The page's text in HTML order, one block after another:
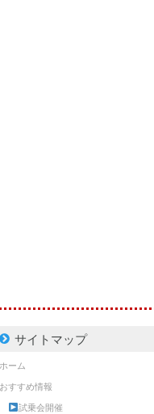
サイトマップ
ホーム
おすすめ情報
試乗会開催